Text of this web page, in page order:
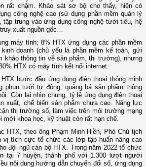
rất chậm. Khảo sát sơ bộ cho thấy, hiện có
công nghệ cao (sử dụng phần mềm quản lý
tập trung vào ứng dụng công nghệ tưới tiêu, hệ
xuất nguồn gốc…
máy tính; 8% HTX ứng dụng các phần mềm
doanh (chủ yếu là phần mềm kế toán, gửi
khảo thông tin về sản phẩm, thị trường), nhưng
HTX có máy tính kết nối internet.
bước đầu ứng dụng điện thoại thông minh
phun tưới tự động, quảng bá sản phẩm thông
Còn lại nhìn chung, tỷ lệ ứng dụng điện thoại
xuất, chế biến sản phẩm chưa cao. Năng lực
thị trường số, làm việc trên môi trường mạng
mới khoa học, kỹ thuật còn rất hạn chế.
HTX, theo ông Phạm Minh Hiền, Phó Chủ tịch
vị tích cực tổ chức các lớp tập huấn nâng cao
đội ngũ cán bộ HTX. Trong năm 2022 tổ chức
tại 7 huyện, thành phố với 1.300 lượt người
nội dung hướng dẫn chuyển đổi số, ứng dụng